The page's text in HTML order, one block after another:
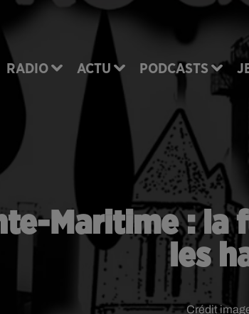
RADIO ACTU PODCASTS
Maritime : la
les
Crédit